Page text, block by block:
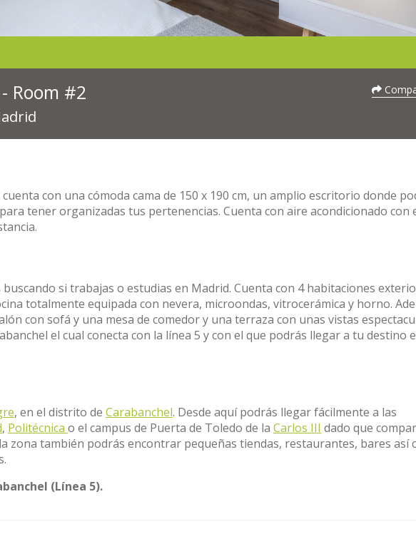
Room #2
con una cómoda cama de 150 x 190 cm, un amplio escritorio donde
tener organizadas tus pertenencias. Cuenta con aire acondicionado con
si trabajas o estudias en Madrid. Cuenta con 4 habitaciones
totalmente equipada con nevera, microondas, vitrocerámica y horno.
con sofá y una mesa de comedor y una terraza con unas vistas
el cual conecta con la línea 5 y con el que podrás llegar a tu destino
, en el distrito de Carabanchel. Desde aquí podrás llegar fácilmente a las
, Politécnica o el campus de Puerta de Toledo de la Carlos III dado que
zona también podrás encontrar pequeñas tiendas, restaurantes, bares así
(Línea 5).